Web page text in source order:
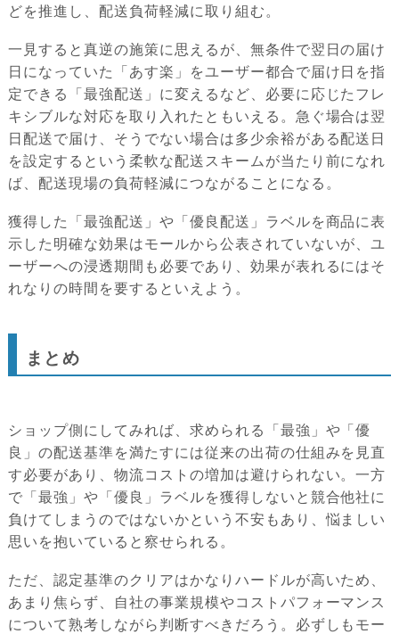
どを推進し、配送負荷軽減に取り組む。
一見すると真逆の施策に思えるが、無条件で翌日の届け
日になっていた「あす楽」をユーザー都合で届け日を指
定できる「最強配送」に変えるなど、必要に応じたフレ
キシブルな対応を取り入れたともいえる。急ぐ場合は翌
日配送で届け、そうでない場合は多少余裕がある配送日
を設定するという柔軟な配送スキームが当たり前になれ
ば、配送現場の負荷軽減につながることになる。
獲得した「最強配送」や「優良配送」ラベルを商品に表
示した明確な効果はモールから公表されていないが、ユ
ーザーへの浸透期間も必要であり、効果が表れるにはそ
れなりの時間を要するといえよう。
まとめ
ショップ側にしてみれば、求められる「最強」や「優
良」の配送基準を満たすには従来の出荷の仕組みを見直
す必要があり、物流コストの増加は避けられない。一方
で「最強」や「優良」ラベルを獲得しないと競合他社に
負けてしまうのではないかという不安もあり、悩ましい
思いを抱いていると察せられる。
ただ、認定基準のクリアはかなりハードルが高いため、
あまり焦らず、自社の事業規模やコストパフォーマンス
について熟考しながら判断すべきだろう。必ずしもモー